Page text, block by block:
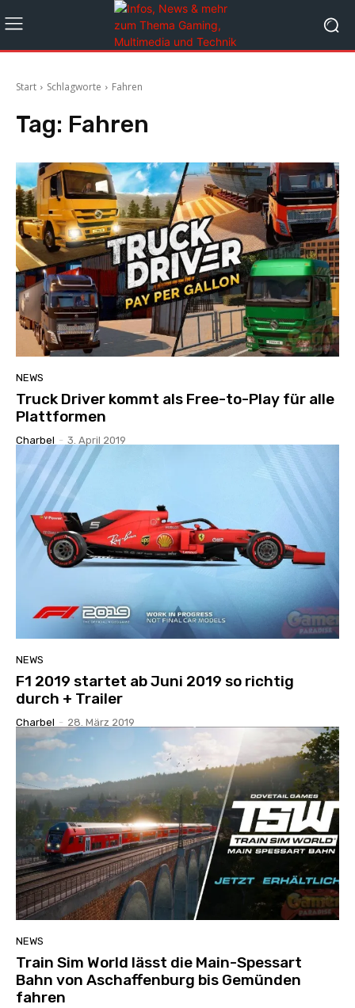
Start Schlagworte Fahren
Tag: Fahren
NEWS
Truck Driver kommt als Free-to-Play für alle
Plattformen
Charbel - 3. April 2019
NEWS
F1 2019 startet ab Juni 2019 so richtig
durch + Trailer
Charbel - 28. März 2019
NEWS
Train Sim World lässt die Main-Spessart
Bahn von Aschaffenburg bis Gemünden
fahren